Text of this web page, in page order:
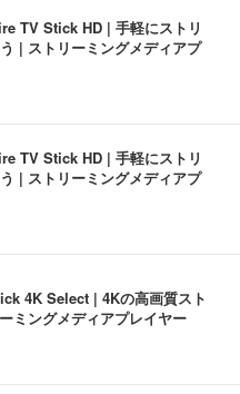
TV Stick HD | 手軽にストリ
| ストリーミングメディアプ
TV Stick HD | 手軽にストリ
| ストリーミングメディアプ
4K Select | 4Kの高画質スト
ミングメディアプレイヤー